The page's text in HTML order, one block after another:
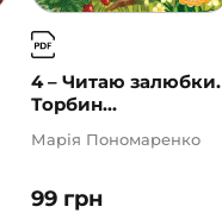
4 – Читаю залюбки.
Торбин...
99 грн
Марія Пономаренко